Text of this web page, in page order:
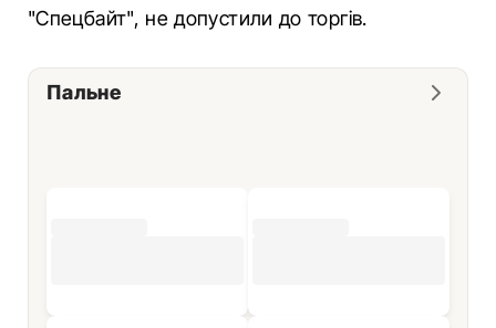
"Спецбайт", не допустили до торгів.
Пальне